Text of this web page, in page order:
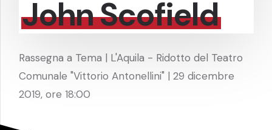
John Scofield
Rassegna a Tema | L'Aquila - Ridotto del Teatro
Comunale "Vittorio Antonellini" | 29 dicembre
2019, ore 18:00